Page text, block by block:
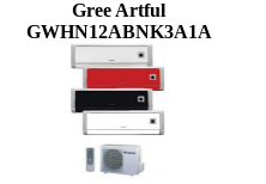
Gree Artful
GWHN12ABNK3A1A